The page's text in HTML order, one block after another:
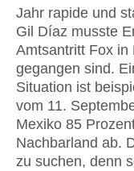
Jahr rapide und
Gil Díaz musste
Amtsantritt Fox in
gegangen sind.
Situation ist
vom 11.
Mexiko 85
Nachbarland ab.
zu suchen, denn